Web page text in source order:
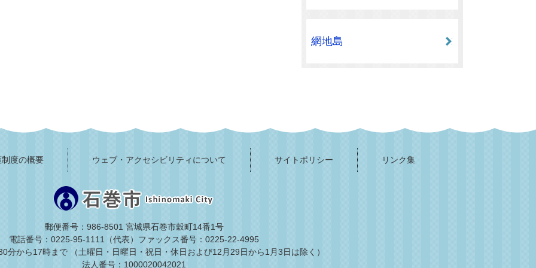
網地島
度の概要 ウェブ・アクセシビリティについて サイトポリシー リンク集
郵便番号：986-8501 宮城県石巻市穀町14番1号
電話番号：0225-95-1111（代表） ファックス番号：0225-22-4995
分から17時まで （土曜日・日曜日・祝日・休日および12月29日から1月3日は除く）
法人番号：1000020042021